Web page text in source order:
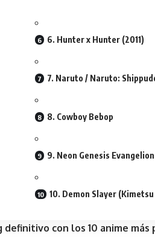
6. Hunter x Hunter (2011)
7. Naruto / Naruto:
8. Cowboy Bebop
9. Neon Genesis Evangelion
10. Demon Slayer (Kimetsu
definitivo con los 10 anime más